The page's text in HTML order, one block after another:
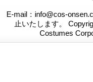
E-mail：info@cos-
止いたします。
Costumes